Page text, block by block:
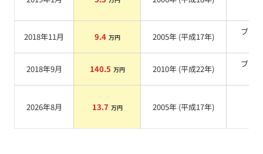
2018年11月 9.4 万円 2005年 (平成17年)
ブラ
2018年9月 140.5 万円 2010年 (平成22年)
ブラ
2026年8月 13.7 万円 2005年 (平成17年)